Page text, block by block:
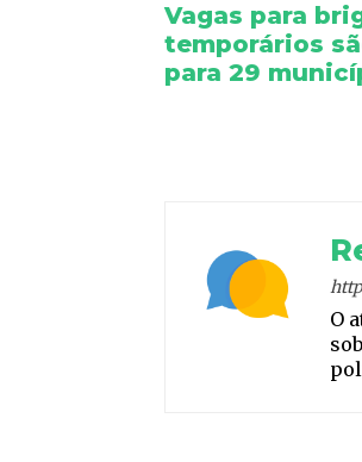
Vagas para
temporários
para 29
O